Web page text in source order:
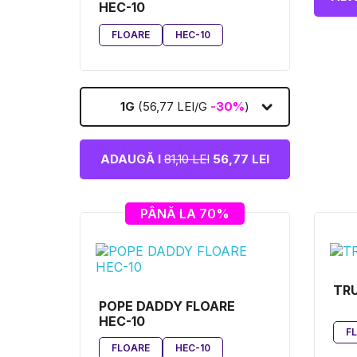
HEC-10
FLOARE HEC-10
1G (56,77 LEI/G -30%)
ADAUGĂ I81,10 LEI56,77 LEI
PÂNĂ LA 70%
POPE DADDY FLOARE
HEC-10
FLOARE HEC-10